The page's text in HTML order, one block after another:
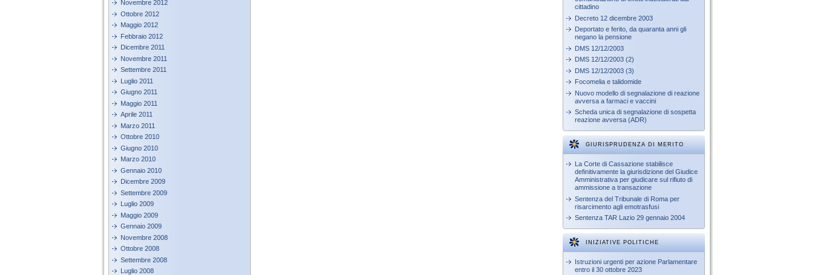
Novembre 2012
Ottobre 2012
Maggio 2012
Febbraio 2012
Dicembre 2011
Novembre 2011
Settembre 2011
Luglio 2011
Giugno 2011
Maggio 2011
Aprile 2011
Marzo 2011
Ottobre 2010
Giugno 2010
Marzo 2010
Gennaio 2010
Dicembre 2009
Settembre 2009
Luglio 2009
Maggio 2009
Gennaio 2009
Novembre 2008
Ottobre 2008
Settembre 2008
Luglio 2008
cittadino
Decreto 12 dicembre 2003
Deportato e ferito, da quaranta anni gli
negano la pensione
DMS 12/12/2003
DMS 12/12/2003 (2)
DMS 12/12/2003 (3)
Focomelia e talidomide
Nuovo modello di segnalazione di reazione
avversa a farmaci e vaccini
Scheda unica di segnalazione di sospetta
reazione avversa (ADR)
GIURISPRUDENZA DI MERITO
La Corte di Cassazione stabilisce
definitivamente la giurisdizione del Giudice
Amministrativa per giudicare sul rifiuto di
ammissione a transazione
Sentenza del Tribunale di Roma per
risarcimento agli emotrasfusi
Sentenza TAR Lazio 29 gennaio 2004
INIZIATIVE POLITICHE
Istruzioni urgenti per azione Parlamentare
entro il 30 ottobre 2023